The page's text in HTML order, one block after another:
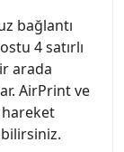
bağlantı
4 satırlı
arada
AirPrint ve